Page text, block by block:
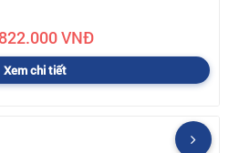
VNĐ
Xem chi tiết